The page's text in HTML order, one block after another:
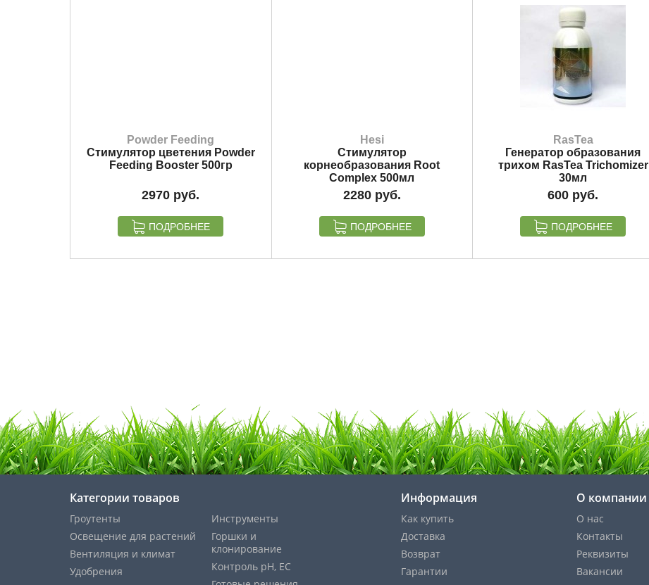
Powder Feeding
Стимулятор цветения Powder
Feeding Booster 500гр
2970
ПОДРОБНЕЕ
Hesi
Стимулятор
корнеобразования Root
Complex 500мл
2280
ПОДРОБНЕЕ
RasTea
Генератор образования
трихом RasTea Trichomizer
30мл
600
ПОДРОБНЕЕ
Категории товаров
Гроутенты
Освещение для растений
Вентиляция и климат
Удобрения
Инструменты
Горшки и
клонирование
Контроль pH, EС
Информация
Как купить
Доставка
Возврат
Гарантии
О компании
О нас
Контакты
Реквизиты
Вакансии